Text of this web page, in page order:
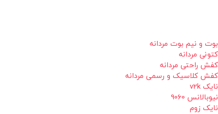
بوت و نیم بوت مردانه
کتونی مردانه
کفش راحتی مردانه
کفش کلاسیک و رسمی مردانه
نایک v2k
نیوبالانس 9060
نایک زوم